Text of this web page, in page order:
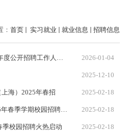
： 首页 实习就业 就业信息 招聘信息
2026-01-04
2025-12-10
海）2025年春招 2025-02-18
2025-02-18
季校园招聘火热启动 2025-02-18